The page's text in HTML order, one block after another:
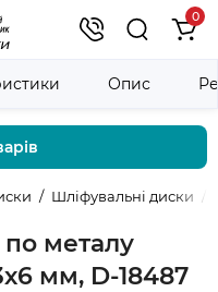
0
Шліфувальні диски
металу
мм, D-18487
Опис